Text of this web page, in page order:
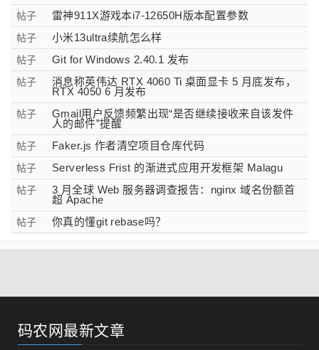
帖子 雷神911X游戏本i7-12650H版本配置参数
帖子 小米13ultra续航怎么样
帖子 Git for Windows 2.40.1 发布
帖子
消息称英伟达 RTX 4060 Ti 桌面显卡 5 月底发布，
RTX 4050 6 月发布
帖子
Gmail用户反馈频繁出现“是否继续接收来自该发件
人的邮件”提醒
帖子 Faker.js 作者清空项目仓库代码
帖子 Serverless Frist 的渐进式应用开发框架 Malagu
帖子
3 月全球 Web 服务器调查报告：nginx 域名份额首
超 Apache
帖子 你真的懂git rebase吗？
码农网最新文章